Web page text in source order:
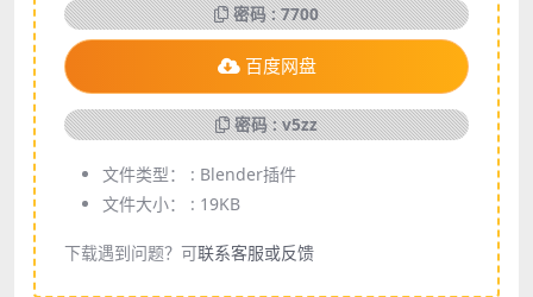
密码 : 7700
百度网盘
密码 : v5zz
文件类型： : Blender插件
文件大小： : 19KB
下载遇到问题？可联系客服或反馈